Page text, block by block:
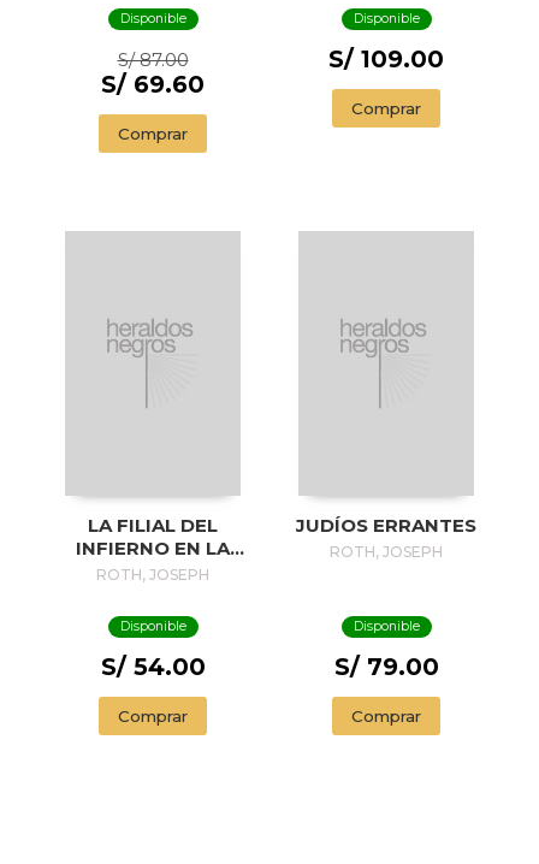
Disponible
S/ 87.00
S/ 69.60
Comprar
Disponible
S/ 109.00
Comprar
LA FILIAL DEL
INFIERNO EN LA
TIERRA : ESCRITOS
EMIGRACIÓN
ROTH, JOSEPH
Disponible
S/ 54.00
Comprar
JUDÍOS ERRANTES
ROTH, JOSEPH
Disponible
S/ 79.00
Comprar